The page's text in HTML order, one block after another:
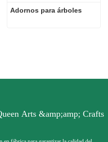
Adornos para árboles
Arts &amp;amp; Crafts